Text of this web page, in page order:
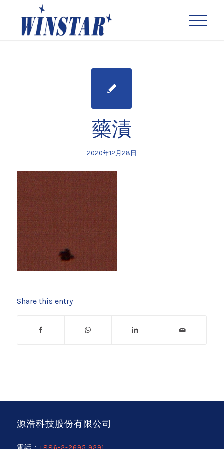
藥漬
2020年12月28日
Share this entry
源浩科技股份有限公司